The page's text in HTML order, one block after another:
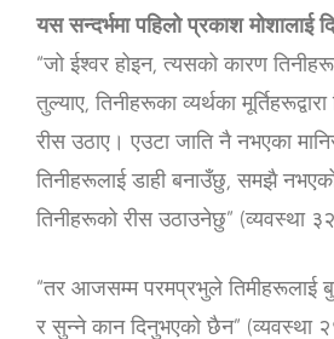
यस सन्दर्भमा पहिलो प्रकाश मोशालाई
“जो ईश्‍वर होइन, त्‍यसको कारण
तुल्‍याए, तिनीहरूका व्‍यर्थका
रीस उठाए। एउटा जाति नै नभएका
तिनीहरूलाई डाही बनाउँछु, समझै नभएको
तिनीहरूको रीस उठाउनेछु” (व्यवस्था
“तर आजसम्‍म परमप्रभुले तिमीहरूलाई
र सुन्‍ने कान दिनुभएको छैन” (व्यवस्था